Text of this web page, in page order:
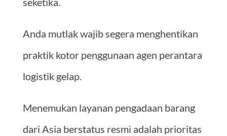
Anda mutlak wajib segera menghentikan
praktik kotor penggunaan agen perantara
logistik gelap.
Menemukan layanan pengadaan barang
dari Asia berstatus resmi adalah prioritas